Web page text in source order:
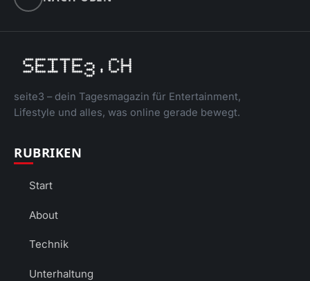
seite3 – dein Tagesmagazin für Entertainment,
Lifestyle und alles, was online gerade bewegt.
RUBRIKEN
Start
About
Technik
Unterhaltung